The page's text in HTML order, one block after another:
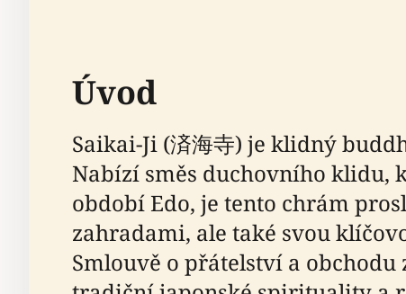
Úvod
Saikai-Ji (済海寺) je klidný
Nabízí směs duchovního klidu,
období Edo, je tento chrám
zahradami, ale také svou
Smlouvě o přátelství a